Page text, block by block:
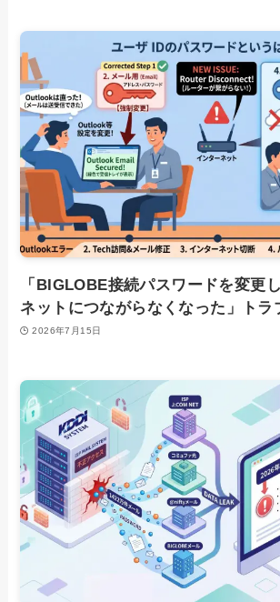
「BIGLOBE接続パスワードを変更
ネットにつながらなくなった」トラ
2026年7月15日